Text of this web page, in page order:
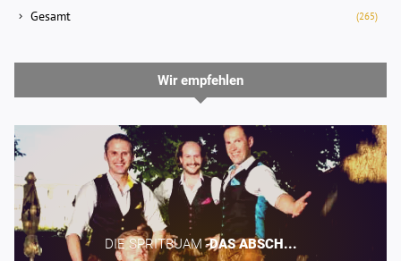
Gesamt (265)
Wir empfehlen
DIE SPRITBUAM -​DAS ABSCH...